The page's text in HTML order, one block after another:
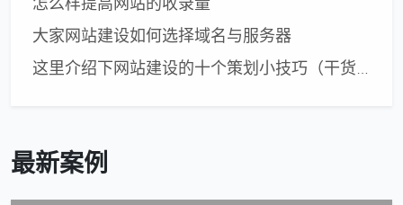
怎么样提高网站的收录量
大家网站建设如何选择域名与服务器
最新案例